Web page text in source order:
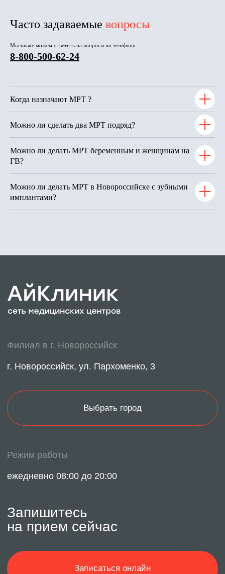
Часто задаваемые вопросы
Мы также можем ответить на вопросы по телефону
8-800-500-62-24
Когда назначают МРТ ?
Можно ли сделать два МРТ подряд?
Можно ли делать МРТ беременным и женщинам на
ГВ?
Можно ли делать МРТ в Новороссийске с зубными
имплантами?